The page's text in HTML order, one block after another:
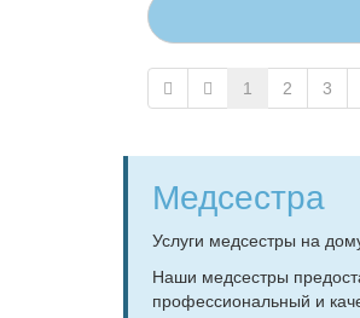
1 2 3
Медсестра
Услу­ги мед­сест­ры на
На­ши мед­сест­ры
про­фес­сио­наль­ный и